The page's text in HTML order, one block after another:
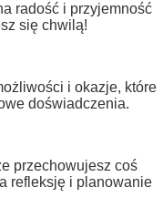
radość i przyjemność
się chwilą!
i okazje, które
doświadczenia.
przechowujesz coś
refleksję i planowanie